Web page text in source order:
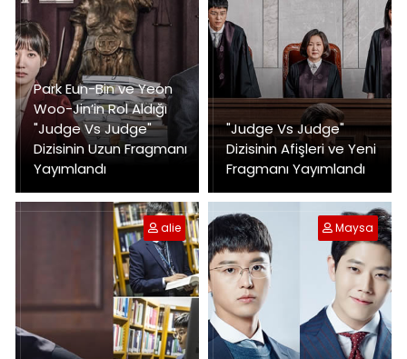
Park Eun-Bin ve Yeon
Woo-Jin’in Rol Aldığı
"Judge Vs Judge"
Dizisinin Uzun Fragmanı
Yayımlandı
"Judge Vs Judge"
Dizisinin Afişleri ve Yeni
Fragmanı Yayımlandı
alie Maysa